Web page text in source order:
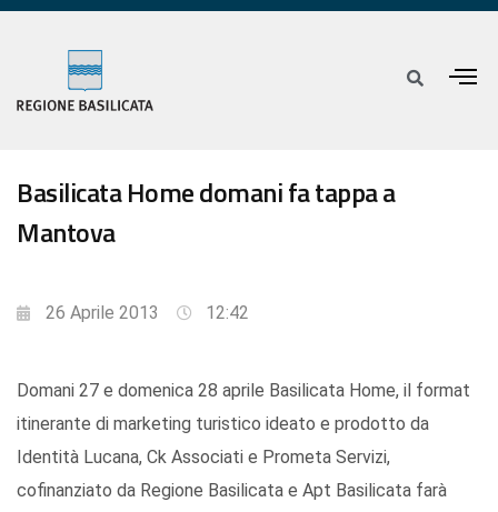
Basilicata Home domani fa tappa a
Mantova
26 Aprile 2013 12:42
Domani 27 e domenica 28 aprile Basilicata Home, il format
itinerante di marketing turistico ideato e prodotto da
Identità Lucana, Ck Associati e Prometa Servizi,
cofinanziato da Regione Basilicata e Apt Basilicata farà